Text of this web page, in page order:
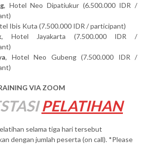
, Hotel Neo Dipatiukur (6.500.000 IDR /
Ibis Kuta (7.500.000 IDR / participant)
, Hotel Jayakarta (7.500.000 IDR /
, Hotel Neo Gubeng (7.500.000 IDR /
VIA ZOOM
PELATIHAN
selama tiga hari tersebut
dengan jumlah peserta (on call). *Please